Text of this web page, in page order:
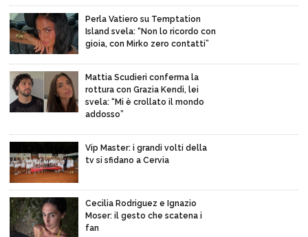
Perla Vatiero su Temptation
Island svela: “Non lo ricordo con
gioia, con Mirko zero contatti”
Mattia Scudieri conferma la
rottura con Grazia Kendi, lei
svela: “Mi è crollato il mondo
addosso”
Vip Master: i grandi volti della
tv si sfidano a Cervia
Cecilia Rodriguez e Ignazio
Moser: il gesto che scatena i
fan